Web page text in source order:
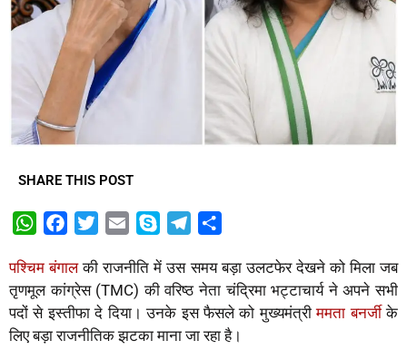
SHARE THIS POST
W
a
t
s
A
c
e
b
o
t
t
e
a
i
l
y
p
e
l
e
g
r
a
r
e
पश्चिम बंगालकी राजनीति में उस समय बड़ा उलटफेर देखने को मिला जब
तृणमूल कांग्रेस (TMC) की वरिष्ठ नेता चंद्रिमा भट्टाचार्य ने अपने सभी
पदों से इस्तीफा दे दिया। उनके इस फैसले को मुख्यमंत्रीममता बनर्जीके
लिए बड़ा राजनीतिक झटका माना जा रहा है।